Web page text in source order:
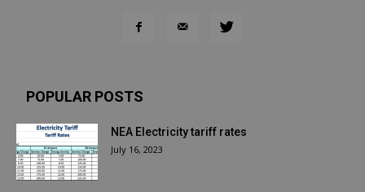
POPULAR POSTS
NEA Electricity tariff rates
July 16, 2023